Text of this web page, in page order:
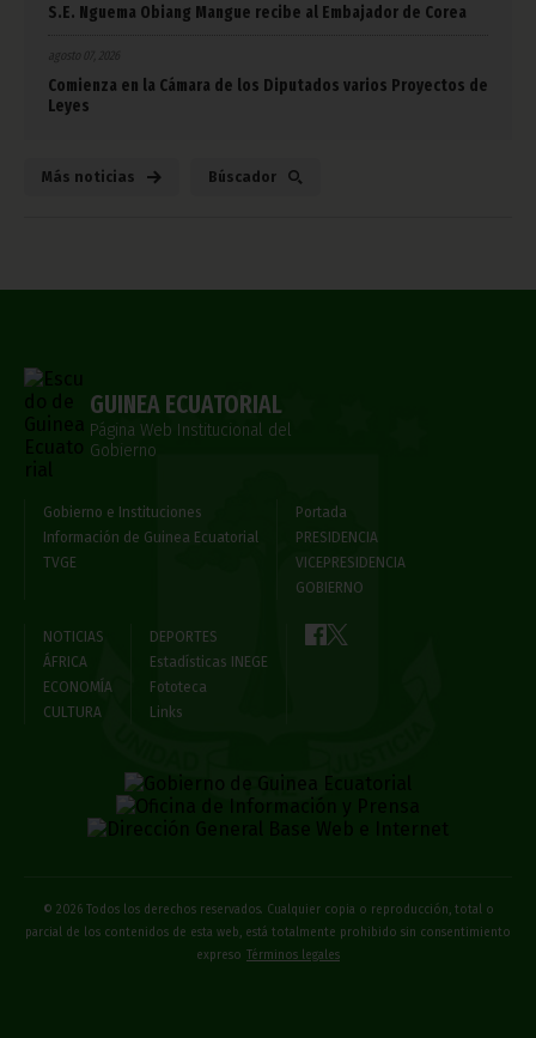
S.E. Nguema Obiang Mangue recibe al Embajador de Corea
agosto 07, 2026
Comienza en la Cámara de los Diputados varios Proyectos de
Leyes
Más noticias Búscador
GUINEA ECUATORIAL
Página Web Institucional del
Gobierno
Gobierno e Instituciones
Información de Guinea Ecuatorial
TVGE
Portada
PRESIDENCIA
VICEPRESIDENCIA
GOBIERNO
NOTICIAS
ÁFRICA
ECONOMÍA
CULTURA
DEPORTES
Estadísticas INEGE
Fototeca
Links
© 2026 Todos los derechos reservados. Cualquier copia o reproducción, total o
parcial de los contenidos de esta web, está totalmente prohibido sin consentimiento
expreso Términos legales